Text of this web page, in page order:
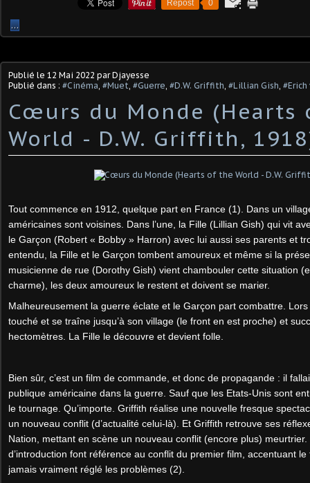
Repost 0
…
Publié le 12 Mai 2022 par Djayesse
Publié dans : #Cinéma #Muet #Guerre #D.W. Griffith #Lillian Gish
Cœurs du Monde (Hearts
World - D.W. Griffith,
Tout commence en 1912, quelque part en France (1). Dans un
américaines sont voisines. Dans l’une, la Fille (Lillian Gish) qui vit
le Garçon (Robert « Bobby » Harron) avec lui aussi ses parents et
entendu, la Fille et le Garçon tombent amoureux et même si la
musicienne de rue (Dorothy Gish) vient chambouler cette situation
charme), les deux amoureux le restent et doivent se marier.
Malheureusement la guerre éclate et le Garçon part combattre. Lors
touché et se traîne jusqu’à son village (le front en est proche) et
hectomètres. La Fille le découvre et devient folle.
Bien sûr, c’est un film de commande, et donc de propagande : il
publique américaine dans la guerre. Sauf que les Etats-Unis sont
le tournage. Qu’importe. Griffith réalise une nouvelle fresque
un nouveau conflit (d’actualité celui-là). Et Griffith retrouve ses
Nation, mettant en scène un nouveau conflit (encore plus) meurtrier.
d’introduction font référence au conflit du premier film, accentuant le
jamais vraiment réglé les problèmes (2).